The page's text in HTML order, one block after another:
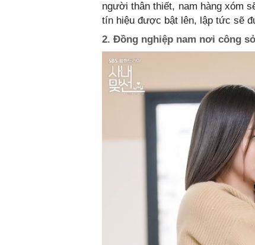
người thân thiết, nam hàng xóm
tín hiệu được bật lên, lập tức sẽ
2. Đồng nghiệp nam nơi công